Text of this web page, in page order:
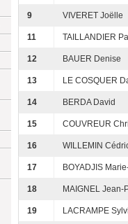
9 VIVERET Joëlle
11 TAILLANDIER
12 BAUER Denise
13 LE COSQUER
14 BERDA David
15 COUVREUR
16 WILLEMIN
17 BOYADJIS
18 MAIGNEL Jean-
19 LACRAMPE